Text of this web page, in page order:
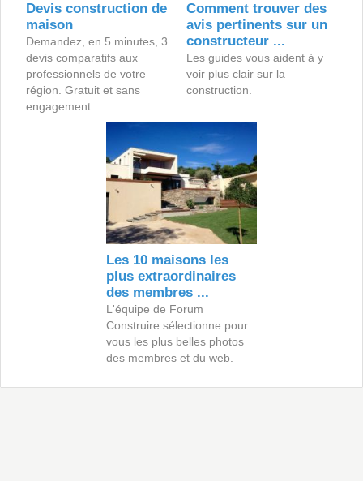
Devis construction de
maison
Demandez, en 5 minutes, 3
devis comparatifs aux
professionnels de votre
région. Gratuit et sans
engagement.
Comment trouver des
avis pertinents sur un
constructeur ...
Les guides vous aident à y
voir plus clair sur la
construction.
Les 10 maisons les
plus extraordinaires
des membres ...
L'équipe de Forum
Construire sélectionne pour
vous les plus belles photos
des membres et du web.